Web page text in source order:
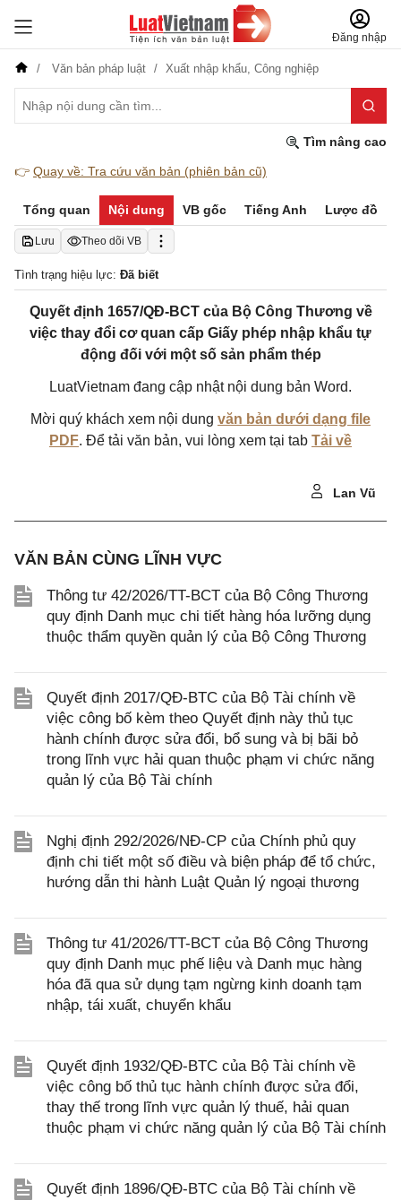
Đăng nhập
Văn bản pháp luật Xuất nhập khẩu, Công nghiệp
Tìm nâng cao
👉 Quay về: Tra cứu văn bản (phiên bản cũ)
Tổng quan Nội dung VB gốc Tiếng Anh Lược đồ
Lưu Theo dõi VB
Tình trạng hiệu lực: Đã biết
Quyết định 1657/QĐ-BCT của Bộ Công Thương về
việc thay đổi cơ quan cấp Giấy phép nhập khẩu tự
động đối với một số sản phẩm thép
LuatVietnam đang cập nhật nội dung bản Word.
Mời quý khách xem nội dung văn bản dưới dạng file
PDF. Để tải văn bản, vui lòng xem tại tab Tải về
Lan Vũ
VĂN BẢN CÙNG LĨNH VỰC
Thông tư 42/2026/TT-BCT của Bộ Công Thương
quy định Danh mục chi tiết hàng hóa lưỡng dụng
thuộc thẩm quyền quản lý của Bộ Công Thương
Quyết định 2017/QĐ-BTC của Bộ Tài chính về
việc công bố kèm theo Quyết định này thủ tục
hành chính được sửa đổi, bổ sung và bị bãi bỏ
trong lĩnh vực hải quan thuộc phạm vi chức năng
quản lý của Bộ Tài chính
Nghị định 292/2026/NĐ-CP của Chính phủ quy
định chi tiết một số điều và biện pháp để tổ chức,
hướng dẫn thi hành Luật Quản lý ngoại thương
Thông tư 41/2026/TT-BCT của Bộ Công Thương
quy định Danh mục phế liệu và Danh mục hàng
hóa đã qua sử dụng tạm ngừng kinh doanh tạm
nhập, tái xuất, chuyển khẩu
Quyết định 1932/QĐ-BTC của Bộ Tài chính về
việc công bố thủ tục hành chính được sửa đổi,
thay thế trong lĩnh vực quản lý thuế, hải quan
thuộc phạm vi chức năng quản lý của Bộ Tài chính
Quyết định 1896/QĐ-BTC của Bộ Tài chính về